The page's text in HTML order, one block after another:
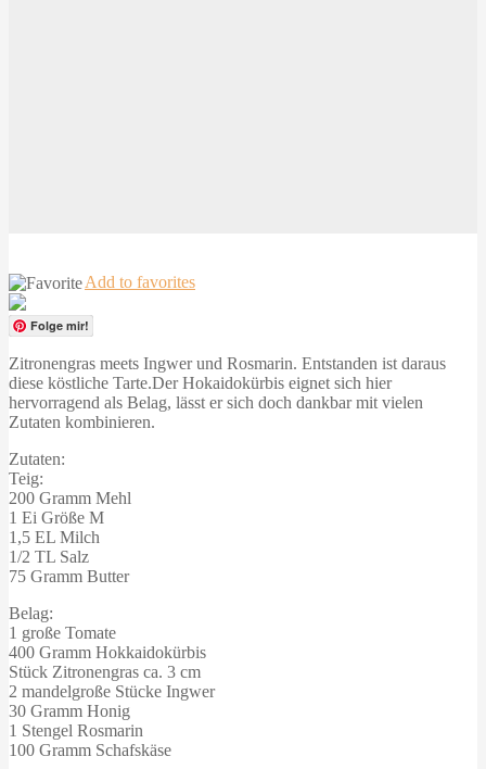
Add to favorites
Folge mir!
Zitronengras meets Ingwer und Rosmarin. Entstanden ist daraus
diese köstliche Tarte.Der Hokaidokürbis eignet sich hier
hervorragend als Belag, lässt er sich doch dankbar mit vielen
Zutaten kombinieren.
Zutaten:
Teig:
200 Gramm Mehl
1 Ei Größe M
1,5 EL Milch
1/2 TL Salz
75 Gramm Butter
Belag:
1 große Tomate
400 Gramm Hokkaidokürbis
Stück Zitronengras ca. 3 cm
2 mandelgroße Stücke Ingwer
30 Gramm Honig
1 Stengel Rosmarin
100 Gramm Schafskäse